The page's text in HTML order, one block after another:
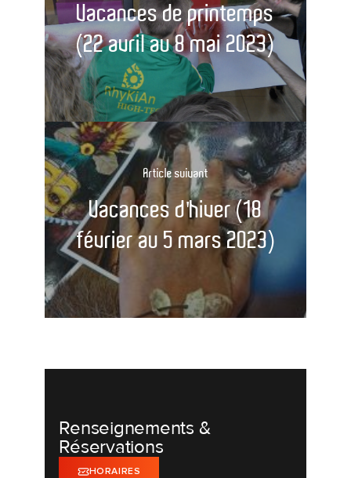
Vacances de printemps
(22 avril au 8 mai 2023)
Article suivant
Vacances d'hiver (18
février au 5 mars 2023)
Renseignements &
Réservations
HORAIRES